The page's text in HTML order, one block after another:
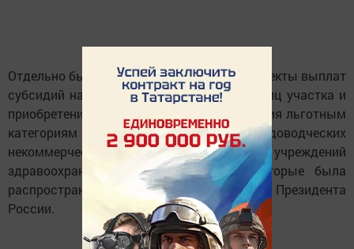
Отдельно были обсуждены важнейшие аспекты выплат
субсидий на проведение газа внутри границ участка и
приобретение внутридомового оборудования льготным
категориям граждан, газификации садоводческих
некоммерческих товариществ, учреждений
здравоохранения и образования, на которые была
распространена программа по инициативе Президента
России.